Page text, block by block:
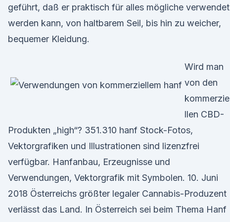
geführt, daß er praktisch für alles mögliche verwendet
werden kann, von haltbarem Seil, bis hin zu weicher,
bequemer Kleidung.
Wird man
von den
kommerzie
llen CBD-
Produkten „high“? 351.310 hanf Stock-Fotos,
Vektorgrafiken und Illustrationen sind lizenzfrei
verfügbar. Hanfanbau, Erzeugnisse und
Verwendungen, Vektorgrafik mit Symbolen. 10. Juni
2018 Österreichs größter legaler Cannabis-Produzent
verlässt das Land. In Österreich sei beim Thema Hanf